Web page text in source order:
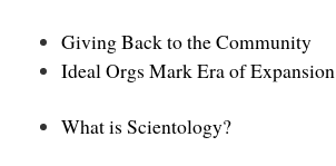
Giving Back to the Community
Ideal Orgs Mark Era of Expansion
What is Scientology?